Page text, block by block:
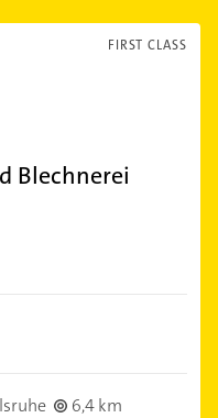
FIRST CLASS
Blechnerei
6,4 km